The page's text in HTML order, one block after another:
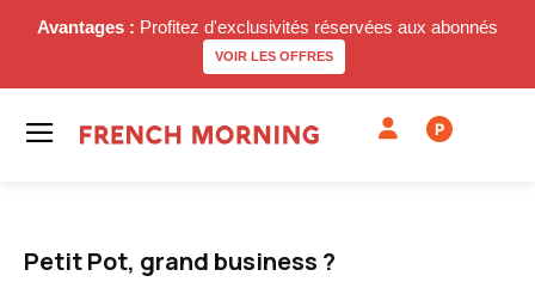
Avantages : Profitez d'exclusivités réservées aux abonnés
VOIR LES OFFRES
P
Petit Pot, grand business ?